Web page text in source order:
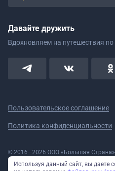
Давайте дружить
Вдохновляем на путешествия по
Пользовательское соглашение
Политика конфиденциальности
© 2016—2026 ООО «Большая
5908078160/590801001 ОГРН
Номер в реестре Роскомнадзора №
Используя данный сайт, вы даете